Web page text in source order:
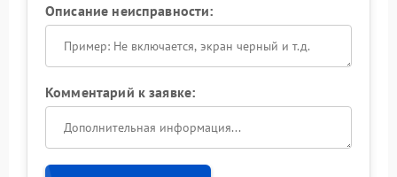
Описание неисправности:
Комментарий к заявке: